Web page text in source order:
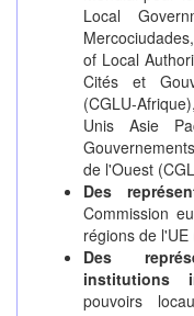
Local
of Local
Cités et
(CGLU-
Unis Asie
de l'Ouest
Des
Commission
régions de l'UE
Des
institutions
pouvoirs